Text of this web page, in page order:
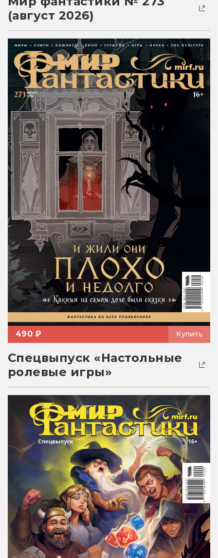
(август 2026)
490 ₽ Купить
Спецвыпуск «Настольные
ролевые игры»